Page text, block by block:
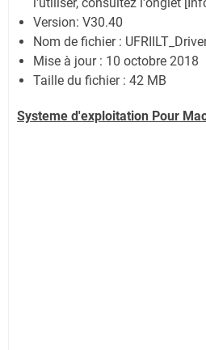
l'utiliser, consultez l'onglet
Version: V30.40
Nom de fichier :
Mise à jour : 10 octobre 2018
Taille du fichier : 42 MB
Systeme d'exploitation Pour